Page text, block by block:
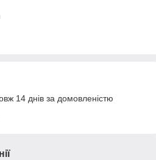
14 днів за домовленістю